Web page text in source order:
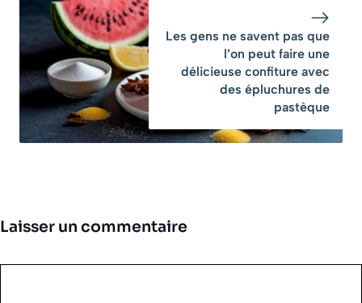
Les gens ne savent pas que
l’on peut faire une
délicieuse confiture avec
des épluchures de
pastèque
Laisser un commentaire